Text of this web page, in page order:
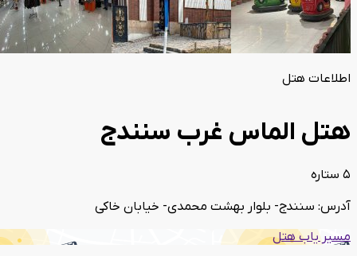
اطلاعات هتل
هتل الماس غرب سنندج
5 ستاره
آدرس: سنندج- بلوار بهشت محمدی- خیابان خاکی
مسیر یاب هتل